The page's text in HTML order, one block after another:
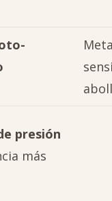
presión
más